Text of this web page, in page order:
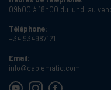
09h00 à 18h00 du lundi au
Téléphone:
+34 934987121
Email:
info@cablematic.com